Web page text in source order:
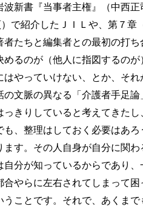
新書『当事者主権』（中西
で紹介したＪＩＬや、第７章
たちと編集者との最初の打
るのが（他人に指図するの
やっていけない、とか、そ
文脈の異なる「介護者手足
きりしていると考えてきた
、整理はしておく必要はあろ
す。その人自身が自分に関
分が知っているからであり
やらに左右されてしまって
ことです。それで、あくま